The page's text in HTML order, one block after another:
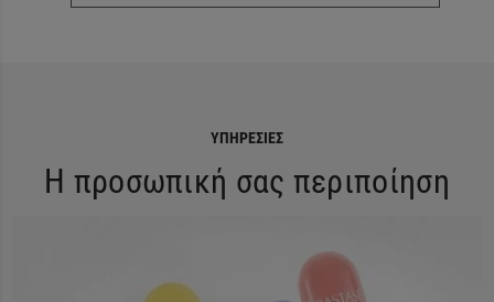
ΥΠΗΡΕΣΊΕΣ
Η προσωπική σας περιποίηση